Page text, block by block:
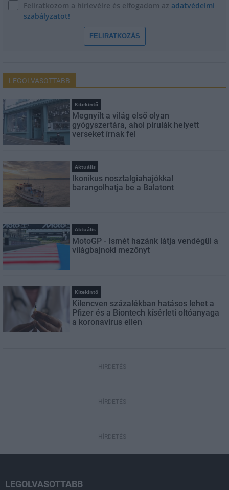
Feliratkozom a hírlevélre és elfogadom az adatvédelmi
szabályzatot!
FELIRATKOZÁS
LEGOLVASOTTABB
Kitekintő
Megnyílt a világ első olyan
gyógyszertára, ahol pirulák helyett
verseket írnak fel
Aktuális
Ikonikus nosztalgiahajókkal
barangolhatja be a Balatont
Aktuális
MotoGP - Ismét hazánk látja vendégül a
világbajnoki mezőnyt
Kitekintő
Kilencven százalékban hatásos lehet a
Pfizer és a Biontech kísérleti oltóanyaga
a koronavírus ellen
HIRDETÉS
HÍRDETÉS
HÍRDETÉS
LEGOLVASOTTABB